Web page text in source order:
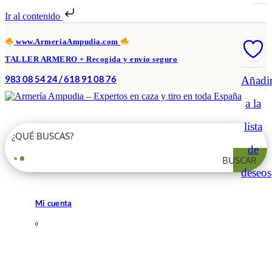
Ir al contenido
www.ArmeriaAmpudia.com
TALLER ARMERO + Recogida y envío seguro
983 08 54 24 / 618 91 08 76
BUSCAR
Mi cuenta
0
a la
lista
de
deseos